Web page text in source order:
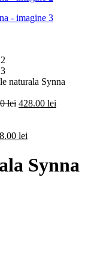
naturala Synna
lei Prețul
fost:
428.00 lei
lei
este:
428.00 lei.
Synna